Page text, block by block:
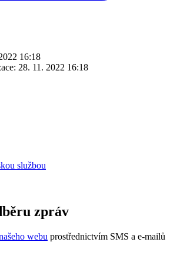
16:18
28. 11. 2022 16:18
službou
zpráv
webu prostřednictvím SMS a e-mailů